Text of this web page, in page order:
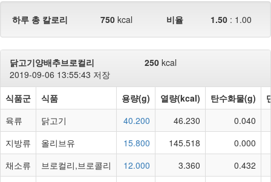
하루 총 칼로리 750kcal 비율 1.50 : 1.00
닭고기양배추브로컬리 250 kcal
2019-09-06 13:55:43 저장
식품군
식품 용량(g) 열량(kcal) 탄수화물(g)
육류
닭고기 40.200 46.230
0.040
지방류
올리브유 15.800 145.518
0.000
채소류
브로컬리,브로콜리 12.000 3.360
0.432